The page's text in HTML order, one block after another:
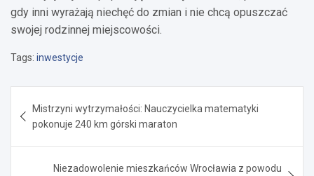
gdy inni wyrażają niechęć do zmian i nie chcą opuszczać
swojej rodzinnej miejscowości.
Tags: inwestycje
wpisu
Mistrzyni wytrzymałości: Nauczycielka matematyki
pokonuje 240 km górski maraton
Niezadowolenie mieszkańców Wrocławia z powodu